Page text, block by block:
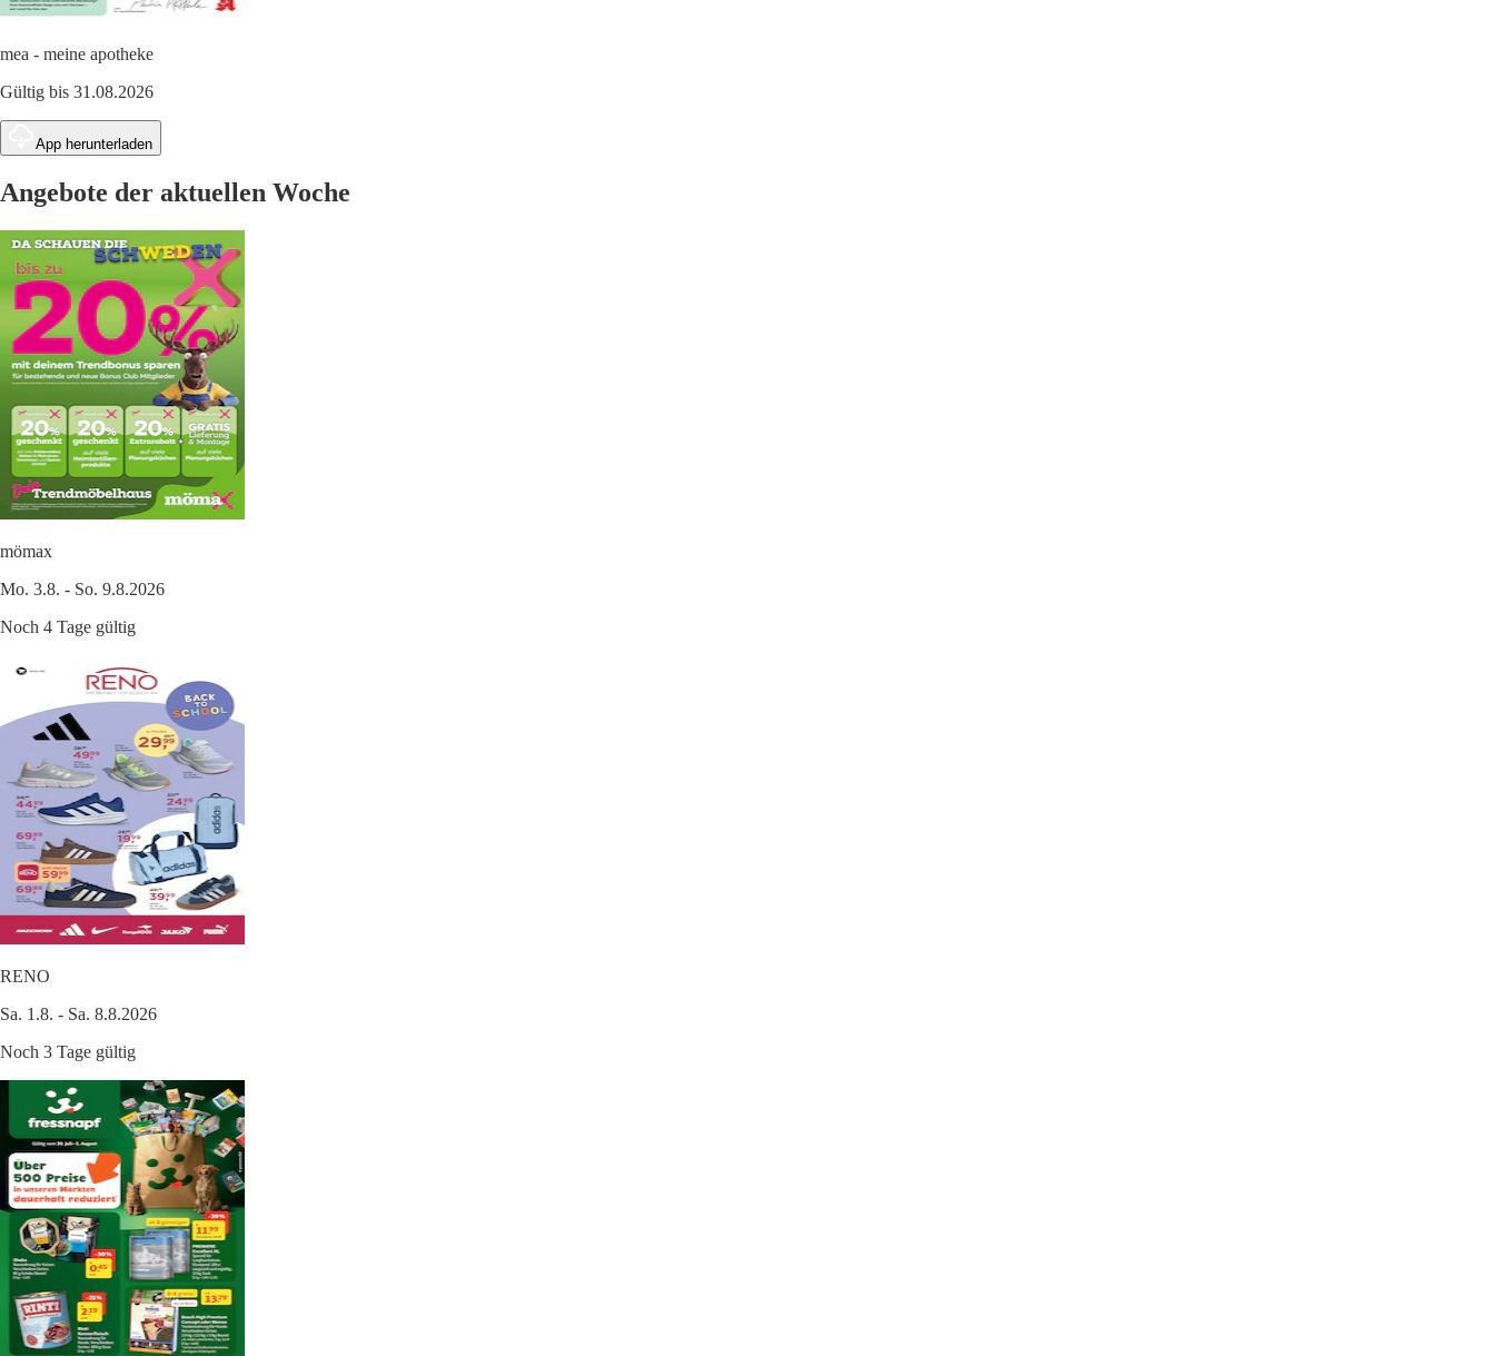
mea - meine apotheke
Gültig bis 31.08.2026
App herunterladen
Angebote der aktuellen Woche
mömax
Mo. 3.8. - So. 9.8.2026
Noch 4 Tage gültig
RENO
Sa. 1.8. - Sa. 8.8.2026
Noch 3 Tage gültig